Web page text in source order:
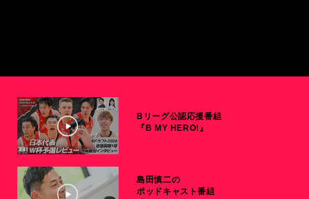
Bリーグ公認応援番組
『B MY HERO!』
島田慎二の
ポッドキャスト番組